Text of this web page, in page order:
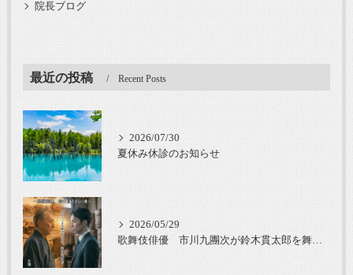
院長ブログ
最近の投稿 Recent Posts
2026/07/30
夏休み休診のお知らせ
2026/05/29
歌舞伎俳優 市川九團次が鈴木貫太郎を舞台化